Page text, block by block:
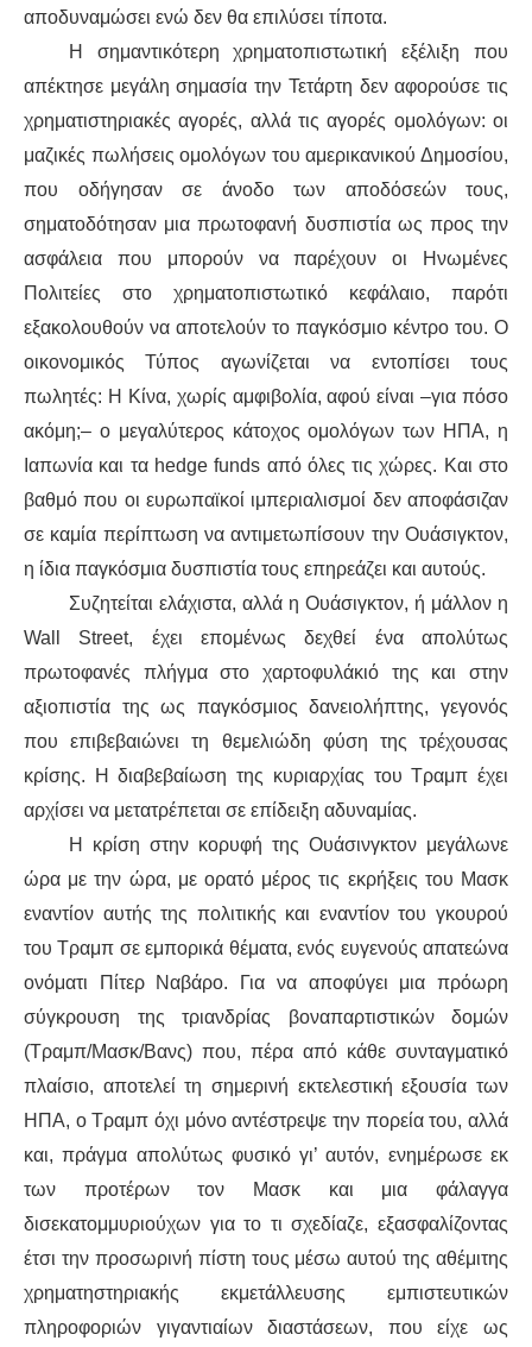
ΛΑΤΙΝΙΚΉ ΑΜΕΡΙΚΉ
ΑΣΊΑ / ΩΚΕΑΝΊΑ
ΑΦΡΙΚΉ
ΕΡΓΑΤΙΚΌ ΚΊΝΗΜΑ
ΚΙΝΗΤΟΠΟΙΉΣΕΙΣ
ΕΙΔΉΣΕΙΣ
ΑΝΑΚΟΙΝΏΣΕΙΣ
ΑΝΑΛΎΣΕΙΣ
ΚΙΝΉΜΑΤΑ
ΚΙΝΗΤΟΠΟΙΉΣΕΙΣ
ΕΙΔΉΣΕΙΣ
ΑΝΑΚΟΙΝΏΣΕΙΣ
ΝΕΟΛΑΊΑ
ΑΝΤΙΦΑΣΙΣΤΙΚΌ
ΑΝΤΙΡΑΤΣΙΣΤΙΚΌ
ΓΥΝΑΙΚΕΊΟ
LGBTQIA+
ΠΕΡΙΒΆΛΛΟΝ
ΚΙΝΉΜΑΤΑ ΠΌΛΗΣ
ΙΣΤΟΡΊΑ / ΘΕΩΡΊΑ
ΘΕΩΡΊΑ
ΠΟΛΙΤΙΣΜΌΣ
αποδυναμώσει ενώ δεν θα επιλύσει τίποτα.
Η σημαντικότερη χρηματοπιστωτική εξέλιξη που
απέκτησε μεγάλη σημασία την Τετάρτη δεν αφορούσε τις
χρηματιστηριακές αγορές, αλλά τις αγορές ομολόγων: οι
μαζικές πωλήσεις ομολόγων του αμερικανικού Δημοσίου,
που οδήγησαν σε άνοδο των αποδόσεών τους,
σηματοδότησαν μια πρωτοφανή δυσπιστία ως προς την
ασφάλεια που μπορούν να παρέχουν οι Ηνωμένες
Πολιτείες στο χρηματοπιστωτικό κεφάλαιο, παρότι
εξακολουθούν να αποτελούν το παγκόσμιο κέντρο του. Ο
οικονομικός Τύπος αγωνίζεται να εντοπίσει τους
πωλητές: Η Κίνα, χωρίς αμφιβολία, αφού είναι –για πόσο
ακόμη;– ο μεγαλύτερος κάτοχος ομολόγων των ΗΠΑ, η
Ιαπωνία και τα hedge funds από όλες τις χώρες. Και στο
βαθμό που οι ευρωπαϊκοί ιμπεριαλισμοί δεν αποφάσιζαν
σε καμία περίπτωση να αντιμετωπίσουν την Ουάσιγκτον,
η ίδια παγκόσμια δυσπιστία τους επηρεάζει και αυτούς.
Συζητείται ελάχιστα, αλλά η Ουάσιγκτον, ή μάλλον η
Wall Street, έχει επομένως δεχθεί ένα απολύτως
πρωτοφανές πλήγμα στο χαρτοφυλάκιό της και στην
αξιοπιστία της ως παγκόσμιος δανειολήπτης, γεγονός
που επιβεβαιώνει τη θεμελιώδη φύση της τρέχουσας
κρίσης. Η διαβεβαίωση της κυριαρχίας του Τραμπ έχει
αρχίσει να μετατρέπεται σε επίδειξη αδυναμίας.
Η κρίση στην κορυφή της Ουάσινγκτον μεγάλωνε
ώρα με την ώρα, με ορατό μέρος τις εκρήξεις του Μασκ
εναντίον αυτής της πολιτικής και εναντίον του γκουρού
του Τραμπ σε εμπορικά θέματα, ενός ευγενούς απατεώνα
ονόματι Πίτερ Ναβάρο. Για να αποφύγει μια πρόωρη
σύγκρουση της τριανδρίας βοναπαρτιστικών δομών
(Τραμπ/Μασκ/Βανς) που, πέρα από κάθε συνταγματικό
πλαίσιο, αποτελεί τη σημερινή εκτελεστική εξουσία των
ΗΠΑ, ο Τραμπ όχι μόνο αντέστρεψε την πορεία του, αλλά
και, πράγμα απολύτως φυσικό γι’ αυτόν, ενημέρωσε εκ
των προτέρων τον Μασκ και μια φάλαγγα
δισεκατομμυριούχων για το τι σχεδίαζε, εξασφαλίζοντας
έτσι την προσωρινή πίστη τους μέσω αυτού της αθέμιτης
χρηματηστηριακής εκμετάλλευσης εμπιστευτικών
πληροφοριών γιγαντιαίων διαστάσεων, που είχε ως